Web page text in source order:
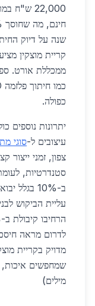
22,000
שנה על דיוק
קריית מוצקין
ממכללת אורט.
כפולה.
יתרונות נוספים
עיצובים ל-סוגי
עליית הביקוש
מדויק בקריית
מילים)